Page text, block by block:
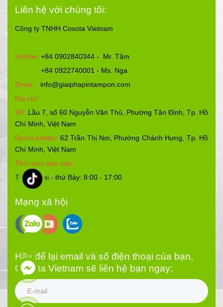
Liên hệ với chúng tôi:
Công ty TNHH Cosota Vietnam
Hotline: +84 0902840344 - Mr. Tâm
+84 0922740001 - Ms. Nga
Email: info@giaiphapintampon.com
Địa chỉ:
VP: Lầu 7, số 60 Nguyễn Văn Thủ, Phường Tân Định, Tp. Hồ
Chí Minh, Việt Nam
Demo center: 62 Trần Thị Nơi, Phường Chánh Hưng, Tp. Hồ
Chí Minh, Việt Nam
Thời gian làm việc:
Từ thứ Hai - thứ Bảy: 8:00 - 17:00
Mạng xã hội
Hãy để lại email và số điện thoại của bạn,
Cosota Vietnam sẽ liên hệ bạn ngay: